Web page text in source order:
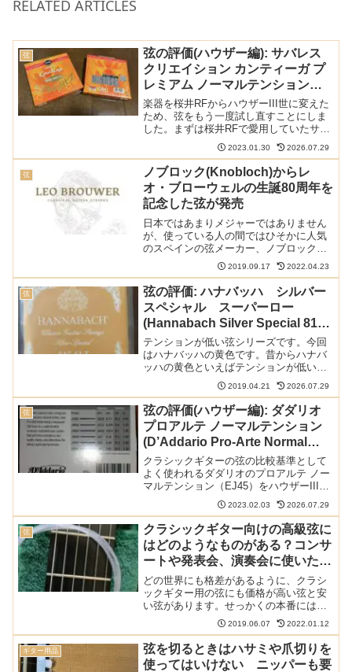
RELATED ARTICLES
弦
弦の評価(ハウザー編): サバレス
クリエイション カンティーガ プ
レミアム ノーマルテンション
(Savarez Creation Cantiga
Premium Normal 510MRP)
楽器を桜井RFからハウザーIII世に変えた
ため、弦をもう一度試し直すことにしま
した。まずは桜井RFで愛用していたサバ
レスのクリエイションカンティーガプレ
ミアム ノーマルテンション(510MRP)で
す。最近プロの間でも使っている方が多
いだけあ...
2023.01.30 2026.07.29
弦
ノブロック(Knobloch)からレ
オ・ブローウェルの生誕80周年を
記念した弦が発売
日本ではあまりメジャーではありません
が、使っている人の間ではひそかに人気
のスペインの弦メーカー、ノブロックか
ら新しい弦がリリースされました。キュ
ーバの指揮者、作曲家、ギタリストであ
るレオ・ブローウェルの80歳の誕生日を
記念した弦です。以下の...
2019.09.17 2022.04.23
弦
弦の評価: ハナバッハ シルバー
スペシャル スーパーロー
(Hannabach Silver Special 815
SLT Super Low tension)
テンションが低い弦シリーズです。今回
はハナバッハの黄色です。昔からハナバ
ッハの黄色といえばテンションが低いこ
とで知られていますが、果たして。以下
の記事で本ブログの弦のレビュー/感想/情
報記事をまとめています:ドイツの昔なが
らの弦メーカー ハ...
2019.04.21 2026.07.29
弦
弦の評価(ハウザー編): ダダリオ
プロアルテ ノーマルテンション
(D’Addario Pro-Arte Normal
EJ45)
クラシックギターの弦の比較基準として
よく使われるダダリオのプロアルテ ノー
マルテンション（EJ45）をハウザーIII世
に張ってみました。やはりプロアルテは
相性の心配がなく、安心して使えます。
以下の記事で本サイトの弦のレビュー
（70種類以上...
2023.02.03 2026.07.29
弦
クラシックギター向けの高級弦に
はどのようなものがある？コンサ
ートや発表会、演奏会に使いたい
弦を紹介
どの世界にも格差があるように、クラシ
ックギター用の弦にも価格が高い弦と安
い弦があります。せっかくの本番には高
い弦を使ってみてはいかがでしょうか。
この記事ではクラシックギター用の高級
弦を紹介しています。 以下の記事で本ブ
ログの弦のレビュー/感...
2019.06.07 2022.01.12
ギター用品
弦を切るときはハサミや爪切りを
使ってはいけない ニッパーも要